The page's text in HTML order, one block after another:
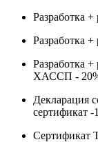
Разработка
Разработка
Разработка
ХАССП -
Декларация
сертификат -
Сертификат